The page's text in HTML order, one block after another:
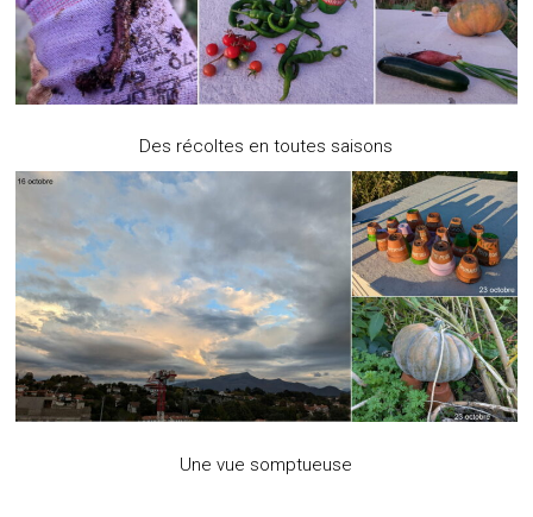
Des récoltes en toutes saisons
Une vue somptueuse